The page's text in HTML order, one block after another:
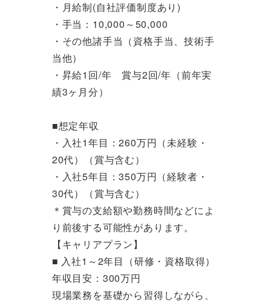
・月給制(自社評価制度あり)
・手当：10,000～50,000
・その他諸手当（資格手当、技術手
当他）
・昇給1回/年 賞与2回/年（前年実
績3ヶ月分）
■想定年収
・入社1年目：260万円（未経験・
20代）（賞与含む）
・入社5年目：350万円（経験者・
30代）（賞与含む）
＊賞与の支給額や勤務時間などによ
り前後する可能性があります。
【キャリアプラン】
■ 入社1～2年目（研修・資格取得）
年収目安：300万円
現場業務を基礎から習得しながら、